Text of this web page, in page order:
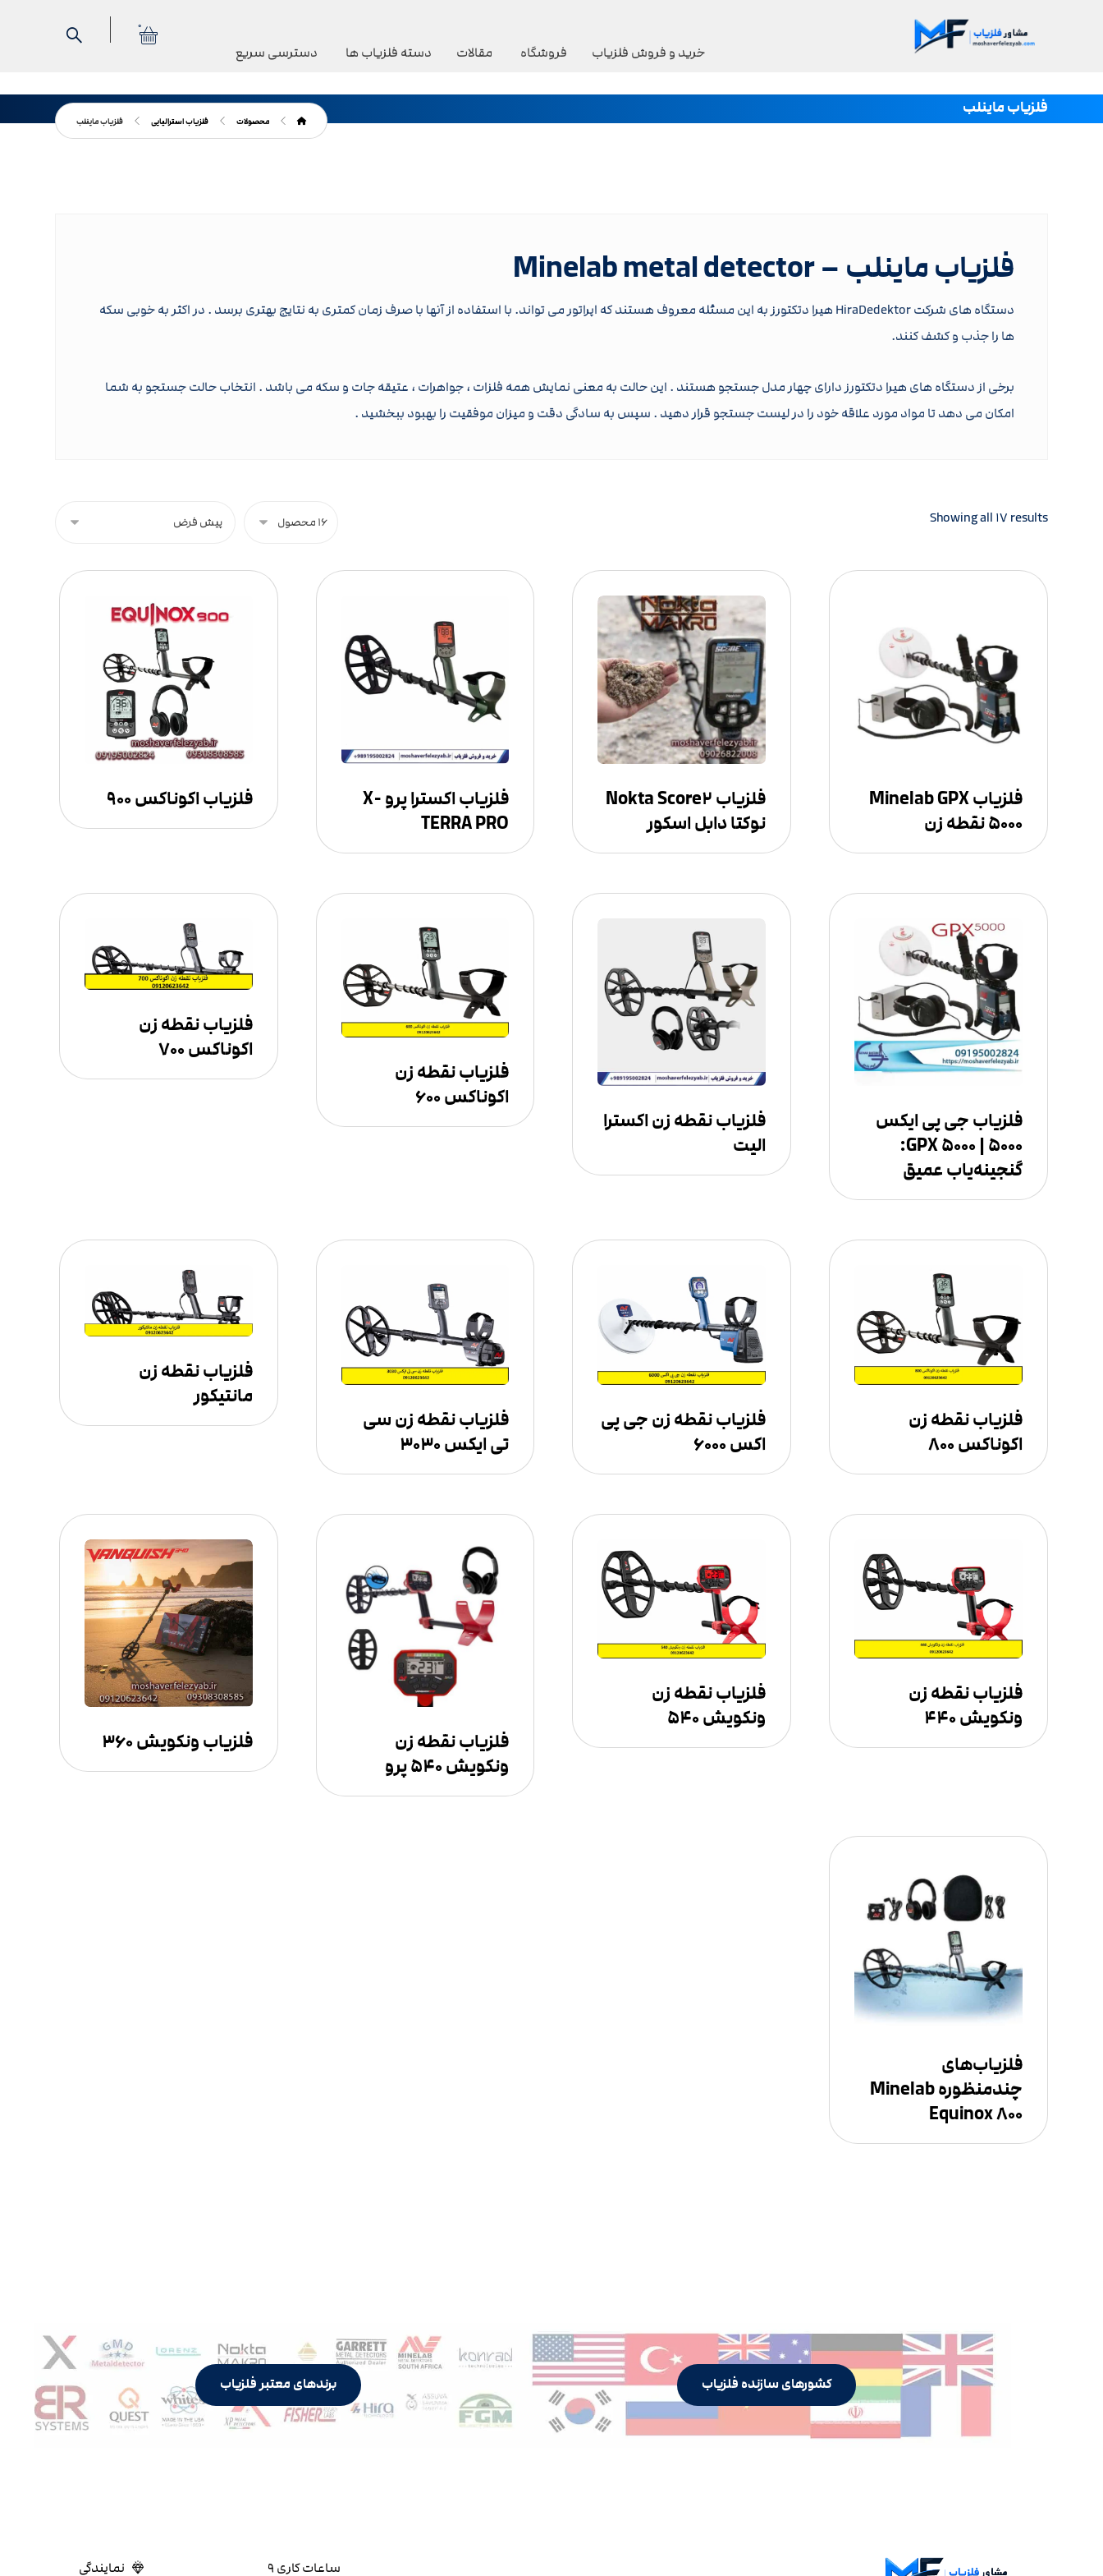
0
خرید و فروش فلزیاب فروشگاه مقالات دسته فلزیاب ها دسترسی سریع
فلزیاب ماینلب
محصولات فلزیاب استرالیایی فلزیاب ماینلب
فلزیاب ماینلب – Minelab metal detector
دستگاه های شرکت HiraDedektor هیرا دتکتورز به این مسئله معروف هستند که اپراتور می تواند. با استفاده از آنها با صرف زمان کمتری به نتایج بهتری برسد . در اکثر به خوبی سکه
ها را جذب و کشف کنند.
برخی از دستگاه های هیرا دتکتورز دارای چهار مدل جستجو هستند . این حالت به معنی نمایش همه فلزات ، جواهرات ، عتیقه جات و سکه می باشد . انتخاب حالت جستجو به شما
امکان می‌ دهد تا مواد مورد علاقه خود را در لیست جستجو قرار دهید . سپس به سادگی دقت و میزان موفقیت را بهبود ببخشید .
Showing all ۱۷ results
فلزیاب Minelab GPX
۵۰۰۰ نقطه زن
فلزیاب Nokta Score۲
نوکتا دابل اسکور
فلزیاب اکسترا پرو X-
TERRA PRO
فلزیاب اکوناکس ۹۰۰
فلزیاب جی پی ایکس
۵۰۰۰ | GPX ۵۰۰۰:
گنجینه‌یاب عمیق
فلزیاب نقطه زن اکسترا
الیت
فلزیاب نقطه زن
اکوناکس ۶۰۰
فلزیاب نقطه زن
اکوناکس ۷۰۰
فلزیاب نقطه زن
اکوناکس ۸۰۰
فلزیاب نقطه زن جی پی
اکس ۶۰۰۰
فلزیاب نقطه زن سی
تی ایکس ۳۰۳۰
فلزیاب نقطه زن
مانتیکور
فلزیاب نقطه زن
ونکویش ۴۴۰
فلزیاب نقطه زن
ونکویش ۵۴۰
فلزیاب نقطه زن
ونکویش ۵۴۰ پرو
فلزیاب ونکویش ۳۶۰
فلزیاب‌های
چندمنظوره Minelab
Equinox ۸۰۰
کشورهای سازنده فلزیاب برندهای معتبر فلزیاب
ساعات کاری ۹ نمایندگی